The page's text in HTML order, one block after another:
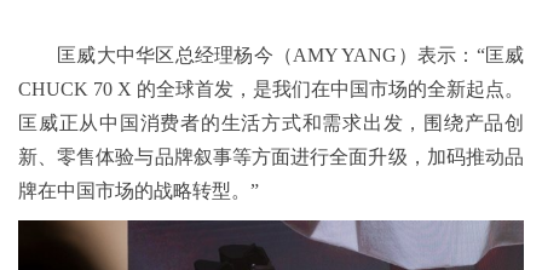
匡威大中华区总经理杨今（AMY YANG）表示：“匡威
CHUCK 70 X 的全球首发，是我们在中国市场的全新起点。
匡威正从中国消费者的生活方式和需求出发，围绕产品创
新、零售体验与品牌叙事等方面进行全面升级，加码推动品
牌在中国市场的战略转型。”